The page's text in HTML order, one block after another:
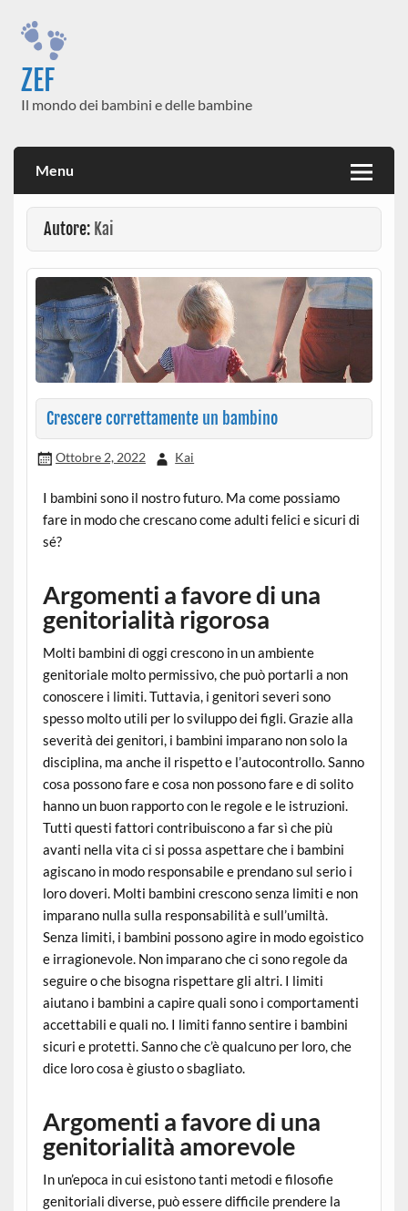
content
ZEF
Il mondo dei bambini e delle bambine
Menu
Autore: Kai
Crescere correttamente un bambino
Ottobre 2, 2022 Kai
I bambini sono il nostro futuro. Ma come possiamo
fare in modo che crescano come adulti felici e sicuri di
sé?
Argomenti a favore di una
genitorialità rigorosa
Molti bambini di oggi crescono in un ambiente
genitoriale molto permissivo, che può portarli a non
conoscere i limiti. Tuttavia, i genitori severi sono
spesso molto utili per lo sviluppo dei figli. Grazie alla
severità dei genitori, i bambini imparano non solo la
disciplina, ma anche il rispetto e l’autocontrollo. Sanno
cosa possono fare e cosa non possono fare e di solito
hanno un buon rapporto con le regole e le istruzioni.
Tutti questi fattori contribuiscono a far sì che più
avanti nella vita ci si possa aspettare che i bambini
agiscano in modo responsabile e prendano sul serio i
loro doveri. Molti bambini crescono senza limiti e non
imparano nulla sulla responsabilità e sull’umiltà.
Senza limiti, i bambini possono agire in modo egoistico
e irragionevole. Non imparano che ci sono regole da
seguire o che bisogna rispettare gli altri. I limiti
aiutano i bambini a capire quali sono i comportamenti
accettabili e quali no. I limiti fanno sentire i bambini
sicuri e protetti. Sanno che c’è qualcuno per loro, che
dice loro cosa è giusto o sbagliato.
Argomenti a favore di una
genitorialità amorevole
In un’epoca in cui esistono tanti metodi e filosofie
genitoriali diverse, può essere difficile prendere la